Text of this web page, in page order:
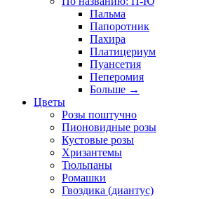
Пальма
Папоротник
Пахира
Платицериум
Пуансетия
Пеперомия
Больше →
Цветы
Розы поштучно
Пионовидные розы
Кустовые розы
Хризантемы
Тюльпаны
Ромашки
Гвоздика (диантус)